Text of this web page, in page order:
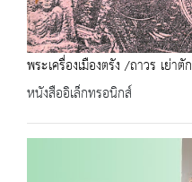
พระเครื่องเมืองตรัง /ถาวร เย่าตัก
หนังสืออิเล็กทรอนิกส์